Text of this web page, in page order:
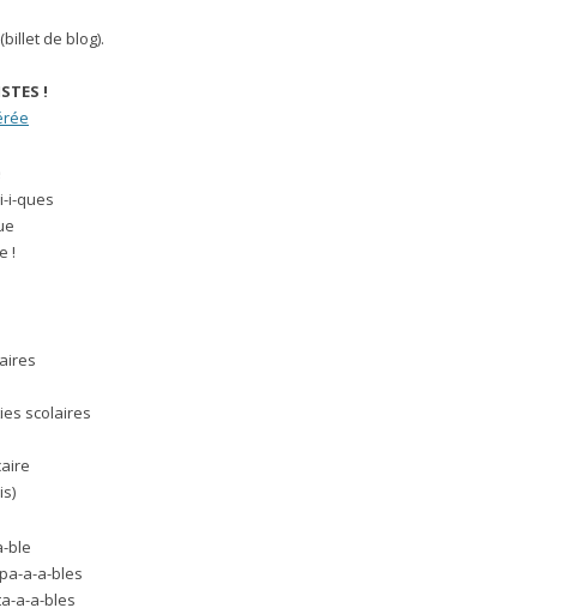
(billet de blog).
!
i-ques
!
scolaires
ble
a-a-bles
a-a-bles